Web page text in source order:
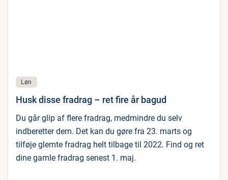
Løn
Husk disse fradrag – ret fire år bagud
Du går glip af flere fradrag, medmindre du selv
indberetter dem. Det kan du gøre fra 23. marts og
tilføje glemte fradrag helt tilbage til 2022. Find og ret
dine gamle fradrag senest 1. maj.